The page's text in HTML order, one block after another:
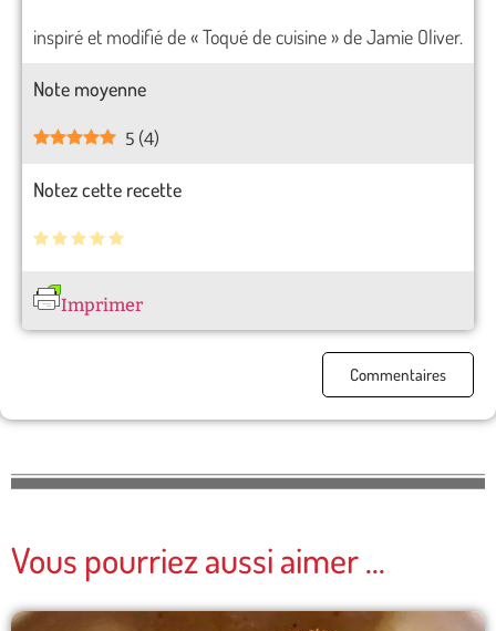
inspiré et modifié de « Toqué de cuisine » de Jamie Oliver.
Note moyenne
5 (4)
Notez cette recette
Imprimer
Commentaires
Vous pourriez aussi aimer ...